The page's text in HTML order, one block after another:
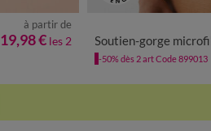
à partir de
19,98 € les 2 Soutien-gorge microfibre
-50% dès 2 art Code 899013